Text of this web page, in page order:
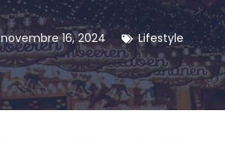
novembre 16, 2024 Lifestyle